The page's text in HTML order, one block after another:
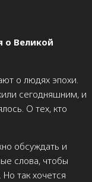
о Великой
о людях эпохи.
сегодняшним, и
О тех, кто
обсуждать и
слова, чтобы
так хочется